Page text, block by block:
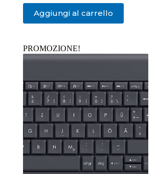
Aggiungi al carrello
PROMOZIONE!